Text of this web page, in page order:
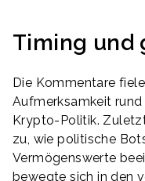
Timing und
Die Kommentare
Aufmerksamkeit
Krypto-Politik.
zu, wie politische
Vermögenswerte
bewegte sich in den